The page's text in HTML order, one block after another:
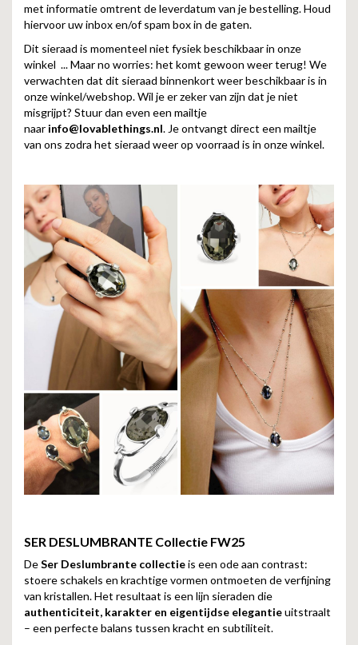
met informatie omtrent de leverdatum van je bestelling. Houd
hiervoor uw inbox en/of spam box in de gaten.
Dit sieraad is momenteel niet fysiek beschikbaar in onze
winkel ... Maar no worries: het komt gewoon weer terug! We
verwachten dat dit sieraad binnenkort weer beschikbaar is in
onze winkel/webshop. Wil je er zeker van zijn dat je niet
misgrijpt? Stuur dan even een mailtje
naar info@lovablethings.nl. Je ontvangt direct een mailtje
van ons zodra het sieraad weer op voorraad is in onze winkel.
SER DESLUMBRANTE Collectie FW25
DeSer Deslumbrante collectieis een ode aan contrast:
stoere schakels en krachtige vormen ontmoeten de verfijning
van kristallen. Het resultaat is een lijn sieraden die
authenticiteit, karakter en eigentijdse elegantieuitstraalt
– een perfecte balans tussen kracht en subtiliteit.